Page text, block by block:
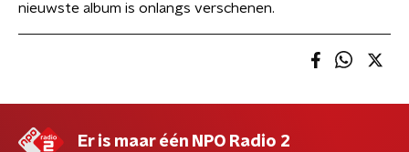
nieuwste album is onlangs verschenen.
Er is maar één NPO Radio 2